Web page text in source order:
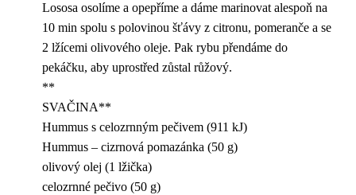
Lososa osolíme a opepříme a dáme marinovat alespoň na
10 min spolu s polovinou šťávy z citronu, pomeranče a se
2 lžícemi olivového oleje. Pak rybu přendáme do
pekáčku, aby uprostřed zůstal růžový.
**
SVAČINA**
Hummus s celozrnným pečivem (911 kJ)
Hummus – cizrnová pomazánka (50 g)
olivový olej (1 lžička)
celozrnné pečivo (50 g)